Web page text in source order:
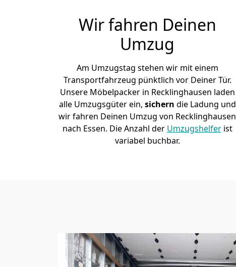
Wir fahren Deinen
Umzug
Am Umzugstag stehen wir mit einem
Transportfahrzeug pünktlich vor Deiner Tür.
Unsere Möbelpacker in Recklinghausen laden
alle Umzugsgüter ein, sichern die Ladung und
wir fahren Deinen Umzug von Recklinghausen
nach Essen. Die Anzahl der Umzugshelferist
variabel buchbar.